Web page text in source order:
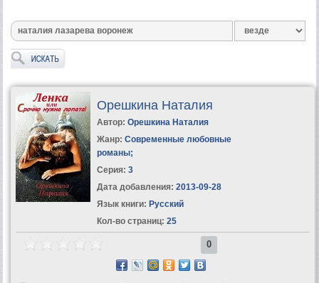
Орешкина Наталия
Автор: Орешкина Наталия
Жанр: Современные любовные
романы;
Серия: 3
Дата добавления: 2013-09-28
Язык книги: Русский
Кол-во страниц: 25
0